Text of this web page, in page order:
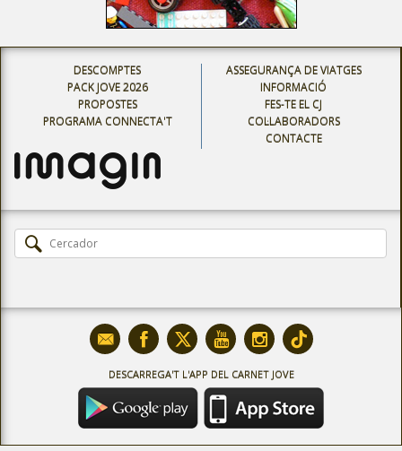
DESCOMPTES
PACK JOVE 2026
PROPOSTES
PROGRAMA CONNECTA'T
ASSEGURANÇA DE VIATGES
INFORMACIÓ
FES-TE EL CJ
COL·LABORADORS
CONTACTE
DESCARREGA'T L'APP DEL CARNET JOVE